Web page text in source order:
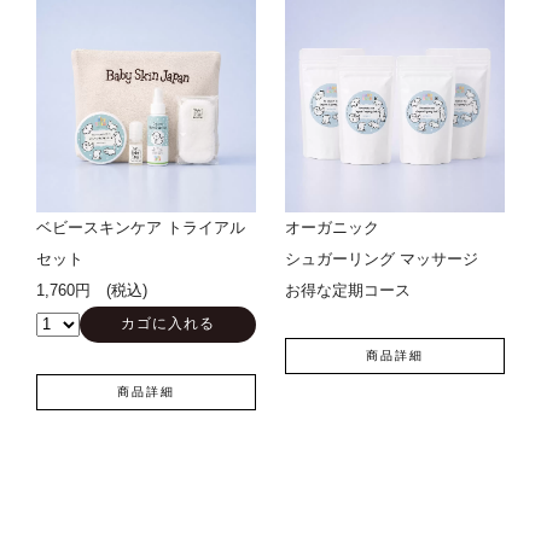
ベビースキンケア トライアル
セット
1,760円 (税込)
商品詳細
オーガニック
シュガーリング マッサージ
お得な定期コース
商品詳細